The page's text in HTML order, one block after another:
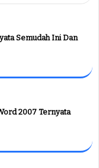
Semudah Ini Dan
2007 Ternyata